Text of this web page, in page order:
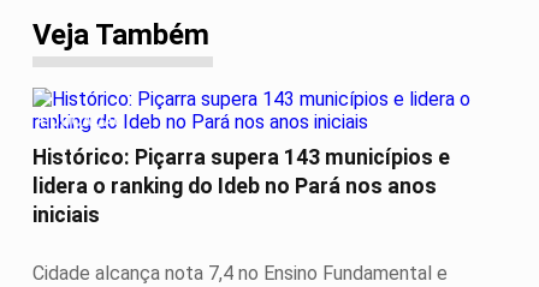
Veja Também
EDUCAÇÃO
Histórico: Piçarra supera 143 municípios e
lidera o ranking do Ideb no Pará nos anos
iniciais
Cidade alcança nota 7,4 no Ensino Fundamental e